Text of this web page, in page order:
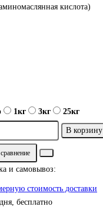
1кг 3кг 25кг
В корзину
и самовывоз:
стоимость доставки
бесплатно